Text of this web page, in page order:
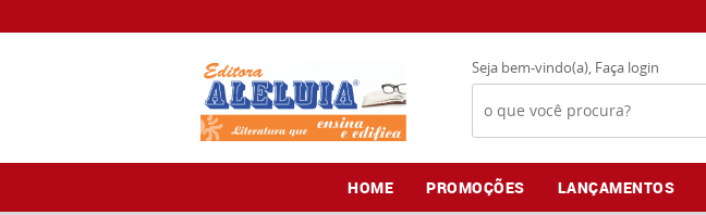
Seja bem-vindo(a), Faça login
HOME PROMOÇÕES LANÇAMENTOS